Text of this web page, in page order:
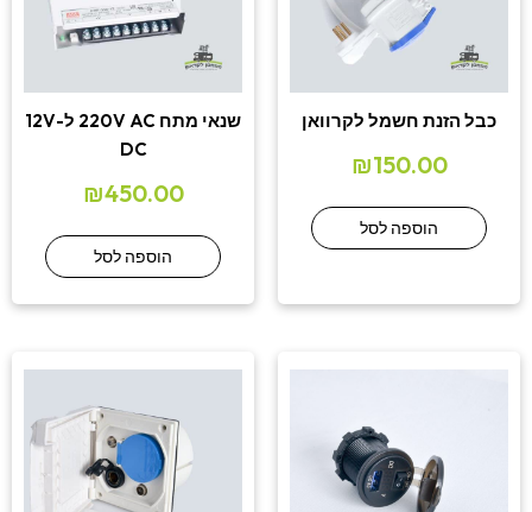
כבל הזנת חשמל לקרוואן
₪150.00
הוספה לסל
שנאי מתח 220V AC ל-12V
DC
₪450.00
הוספה לסל